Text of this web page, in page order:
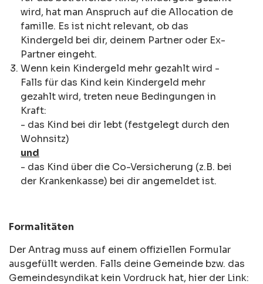
wird, hat man Anspruch auf die Allocation de
famille. Es ist nicht relevant, ob das
Kindergeld bei dir, deinem Partner oder Ex-
Partner eingeht.
Wenn kein Kindergeld mehr gezahlt wird -
Falls für das Kind kein Kindergeld mehr
gezahlt wird, treten neue Bedingungen in
Kraft:
- das Kind bei dir lebt (festgelegt durch den
Wohnsitz)
und
- das Kind über die Co-Versicherung (z.B. bei
der Krankenkasse) bei dir angemeldet ist.
Formalitäten
Der Antrag muss auf einem offiziellen Formular
ausgefüllt werden. Falls deine Gemeinde bzw. das
Gemeindesyndikat kein Vordruck hat, hier der Link: